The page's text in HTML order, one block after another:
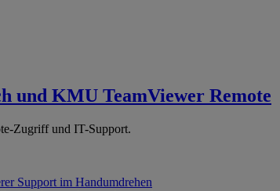
und KMU TeamViewer Remote
Zugriff und IT-Support.
Support im Handumdrehen